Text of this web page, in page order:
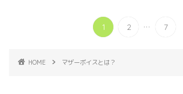
1 2 ... 7
HOME マザーボイスとは？